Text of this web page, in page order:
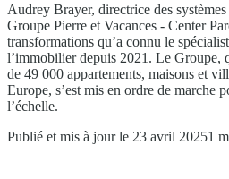
Audrey Brayer, directrice des
Groupe Pierre et Vacances - Center
transformations qu’a connu le
l’immobilier depuis 2021. Le Groupe,
de 49 000 appartements, maisons et
Europe, s’est mis en ordre de marche
l’échelle.
Publié et mis à jour le 23 avril 20251